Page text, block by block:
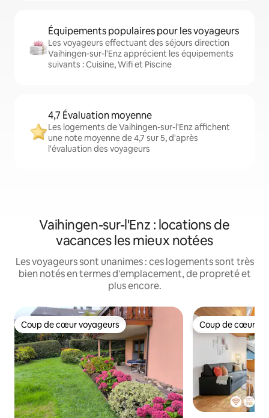
Équipements populaires pour les voyageurs
Les voyageurs effectuant des séjours direction
Vaihingen-sur-l'Enz apprécient les équipements
suivants : Cuisine, Wifi et Piscine
4,7 Évaluation moyenne
Les logements de Vaihingen-sur-l'Enz affichent
une note moyenne de 4,7 sur 5, d'après
l'évaluation des voyageurs
Vaihingen-sur-l'Enz : locations de
vacances les mieux notées
Les voyageurs sont unanimes : ces logements sont très
bien notés en termes d'emplacement, de propreté et
plus encore.
Coup de cœur voyageurs
Coup de cœur voyageurs Coup de cœur
Coup de cœur